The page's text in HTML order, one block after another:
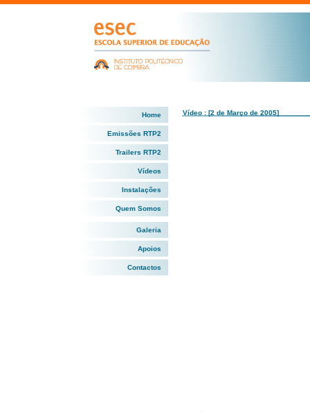
Home
Emissões RTP2
Trailers RTP2
Vídeos
Instalações
Quem Somos
Galeria
Apoios
Contactos
Vídeo : [2 de Março de 2005]